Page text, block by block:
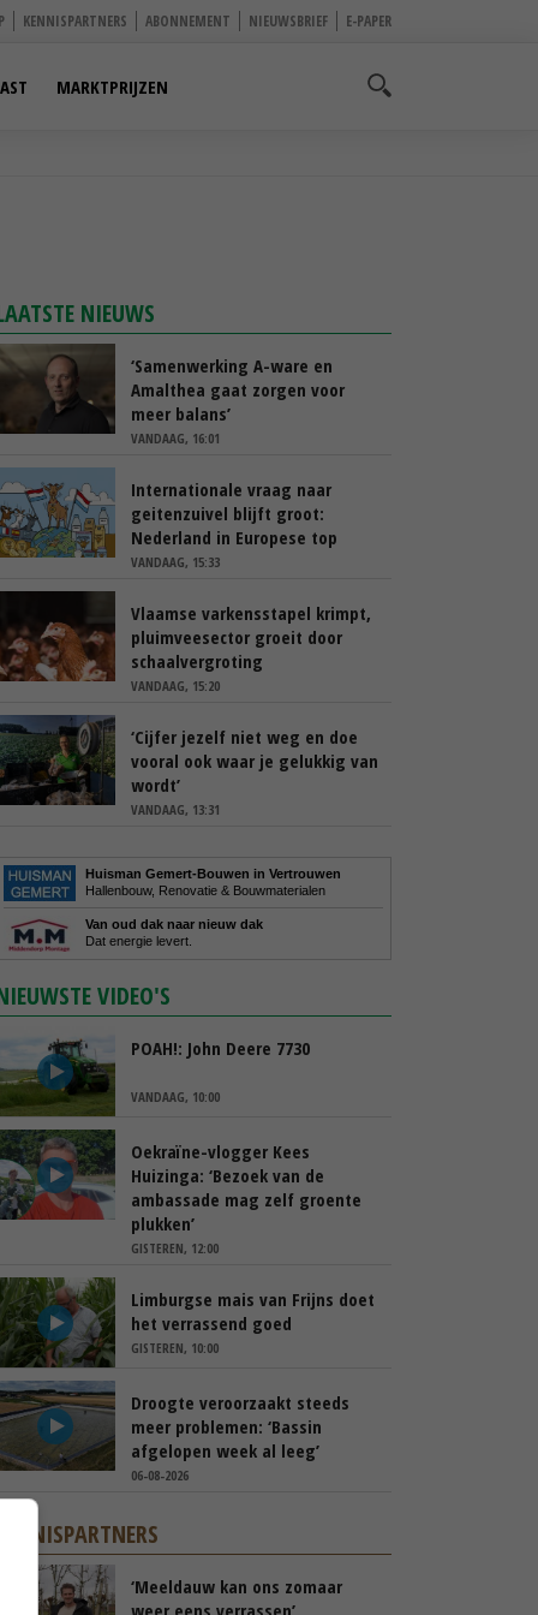
KENNISPARTNERS ABONNEMENT NIEUWSBRIEF E-PAPER
MARKTPRIJZEN
NIEUWS
‘Samenwerking A-ware en
Amalthea gaat zorgen voor
meer balans’
VANDAAG, 16:01
Internationale vraag naar
geitenzuivel blijft groot:
Nederland in Europese top
VANDAAG, 15:33
Vlaamse varkensstapel krimpt,
pluimveesector groeit door
schaalvergroting
VANDAAG, 15:20
‘Cijfer jezelf niet weg en doe
vooral ook waar je gelukkig van
wordt’
VANDAAG, 13:31
Huisman Gemert-Bouwen in Vertrouwen
Hallenbouw, Renovatie & Bouwmaterialen
Van oud dak naar nieuw dak
Dat energie levert.
VIDEO'S
POAH!: John Deere 7730
VANDAAG, 10:00
Oekraïne-vlogger Kees
Huizinga: ‘Bezoek van de
ambassade mag zelf groente
plukken’
GISTEREN, 12:00
Limburgse mais van Frijns doet
het verrassend goed
GISTEREN, 10:00
Droogte veroorzaakt steeds
meer problemen: ‘Bassin
afgelopen week al leeg’
06-08-2026
KENNISPARTNERS
‘Meeldauw kan ons zomaar
weer eens verrassen’